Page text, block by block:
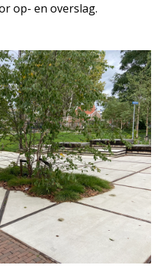
op- en overslag.